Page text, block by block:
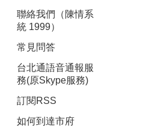
聯絡我們（陳情系
統 1999）
常見問答
台北通語音通報服
務(原Skype服務)
訂閱RSS
如何到達市府